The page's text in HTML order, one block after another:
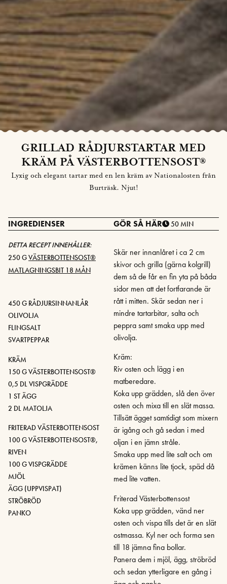
GRILLAD RÅDJURSTARTAR MED
KRÄM PÅ VÄSTERBOTTENSOST®
Lyxig och elegant tartar med en len kräm av Nationalosten från
Burträsk. Njut!
INGREDIENSER
DETTA RECEPT INNEHÅLLER:
250 GVÄSTERBOTTENSOST®
MATLAGNINGSBIT 18 MÅN
450 G RÅDJURSINNANLÅR
OLIVOLJA
FLINGSALT
SVARTPEPPAR
KRÄM
150 G VÄSTERBOTTENSOST®
0,5 DL VISPGRÄDDE
1 ST ÄGG
2 DL MATOLJA
FRITERAD VÄSTERBOTTENSOST
100 G VÄSTERBOTTENSOST®,
RIVEN
100 G VISPGRÄDDE
MJÖL
ÄGG (UPPVISPAT)
STRÖBRÖD
PANKO
GÖR SÅ HÄR 50 MIN
Skär ner innanlåret i ca 2 cm
skivor och grilla (gärna kolgrill)
dem så de får en fin yta på båda
sidor men att det fortfarande är
rått i mitten. Skär sedan ner i
mindre tartarbitar, salta och
peppra samt smaka upp med
olivolja.
Kräm:
Riv osten och lägg i en
matberedare.
Koka upp grädden, slå den över
osten och mixa till en slät massa.
Tillsätt ägget samtidigt som mixern
är igång och gå sedan i med
oljan i en jämn stråle.
Smaka upp med lite salt och om
krämen känns lite tjock, späd då
med lite vatten.
Friterad Västerbottensost
Koka upp grädden, vänd ner
osten och vispa tills det är en slät
ostmassa. Kyl ner och forma sen
till 18 jämna fina bollar.
Panera dem i mjöl, ägg, ströbröd
och sedan ytterligare en gång i